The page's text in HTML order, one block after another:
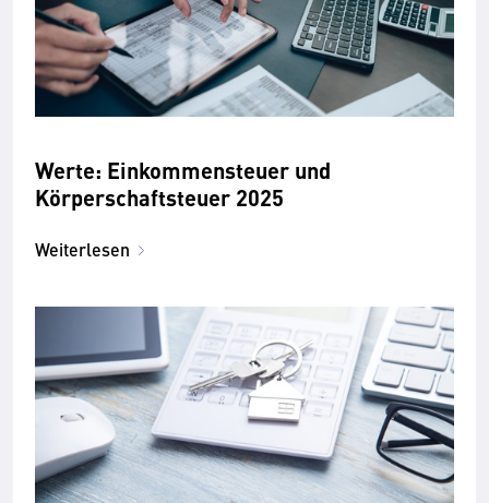
Werte: Einkommensteuer und
Körperschaftsteuer 2025
Weiterlesen